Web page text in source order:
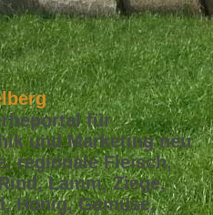
für
und Marketing neu
regionale Fleisch,
Lamm, Ziege,
Honig, Gemüse,